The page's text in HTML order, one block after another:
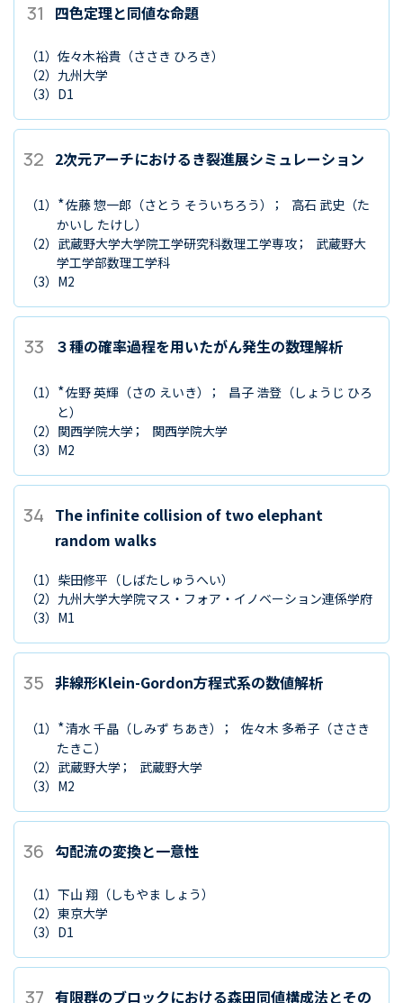
31 四色定理と同値な命題
（1） 佐々木裕貴 （ささき ひろき）
（2） 九州大学
（3） D1
32 2次元アーチにおけるき裂進展シミュレーション
（1） *佐藤 惣一郎 （さとう そういちろう） 高石 武史 （た
かいし たけし）
（2） 武蔵野大学大学院工学研究科数理工学専攻
武蔵野大
学工学部数理工学科
（3） M2
33 ３種の確率過程を用いたがん発生の数理解析
（1） *佐野 英輝 （さの えいき） 昌子 浩登 （しょうじ ひろ
と）
（2） 関西学院大学
関西学院大学
（3） M2
34 The infinite collision of two elephant
random walks
（1） 柴田修平 （しばたしゅうへい）
（2） 九州大学大学院マス・フォア・イノベーション連係学府
（3） M1
35 非線形Klein-Gordon方程式系の数値解析
（1） *清水 千晶 （しみず ちあき） 佐々木 多希子 （ささき
たきこ）
（2） 武蔵野大学
武蔵野大学
（3） M2
36 勾配流の変換と一意性
（1） 下山 翔 （しもやま しょう）
（2） 東京大学
（3） D1
37 有限群のブロックにおける森田同値構成法とその